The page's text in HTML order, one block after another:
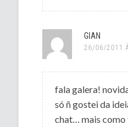
GIAN
26/06/2011
fala galera!
só ñ gostei da
chat… mais como